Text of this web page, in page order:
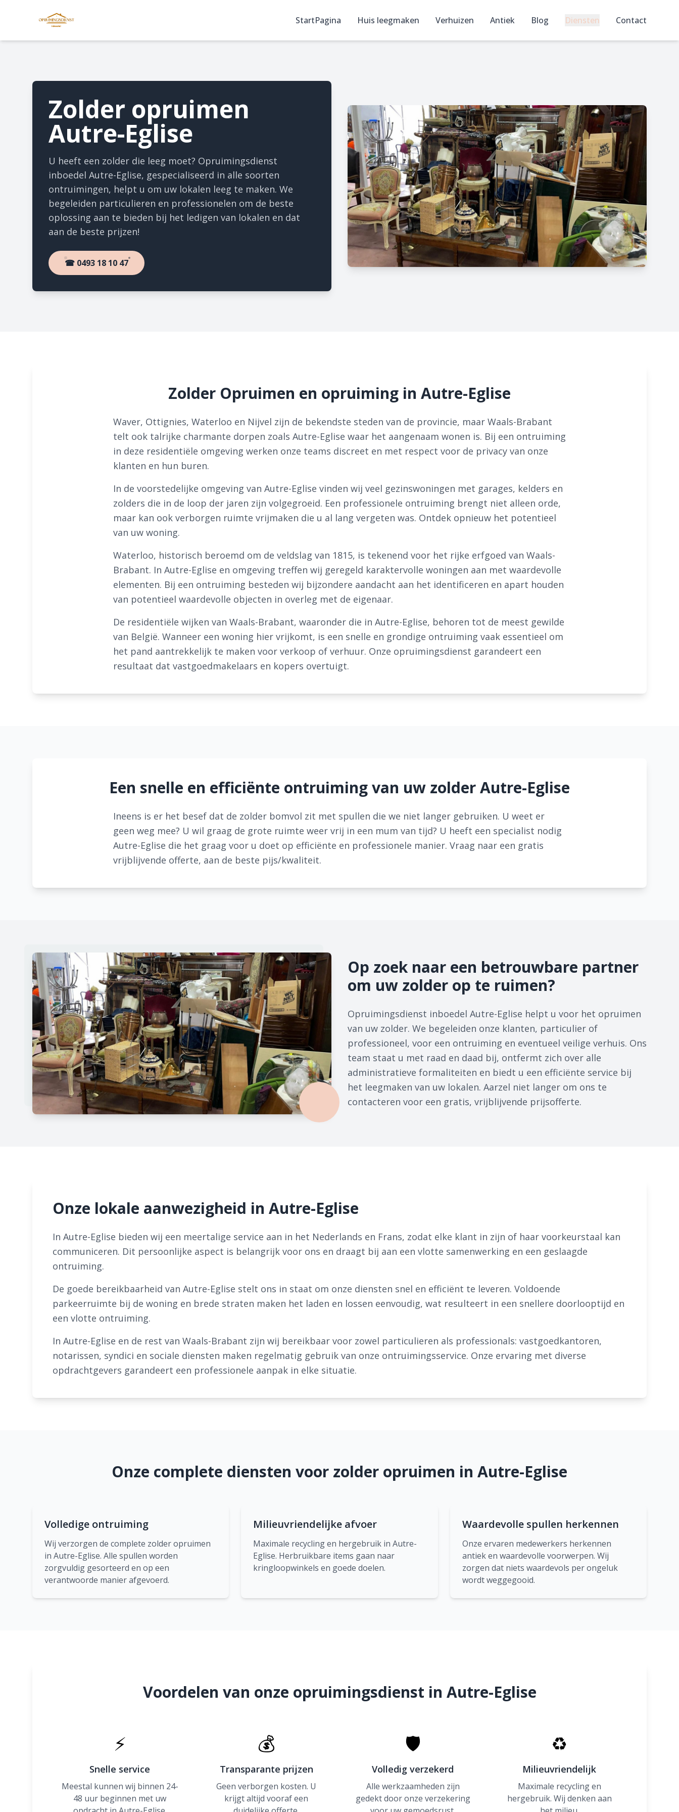
StartPagina Huis leegmaken Verhuizen Antiek Blog Diensten Contact
Zolder opruimen
Autre-Eglise
U heeft een zolder die leeg moet? Opruimingsdienst
inboedel Autre-Eglise, gespecialiseerd in alle soorten
ontruimingen, helpt u om uw lokalen leeg te maken. We
begeleiden particulieren en professionelen om de beste
oplossing aan te bieden bij het ledigen van lokalen en dat
aan de beste prijzen!
☎ 0493 18 10 47
Zolder Opruimen en opruiming in Autre-Eglise
Waver, Ottignies, Waterloo en Nijvel zijn de bekendste steden van de provincie, maar Waals-Brabant
telt ook talrijke charmante dorpen zoals Autre-Eglise waar het aangenaam wonen is. Bij een ontruiming
in deze residentiële omgeving werken onze teams discreet en met respect voor de privacy van onze
klanten en hun buren.
In de voorstedelijke omgeving van Autre-Eglise vinden wij veel gezinswoningen met garages, kelders en
zolders die in de loop der jaren zijn volgegroeid. Een professionele ontruiming brengt niet alleen orde,
maar kan ook verborgen ruimte vrijmaken die u al lang vergeten was. Ontdek opnieuw het potentieel
van uw woning.
Waterloo, historisch beroemd om de veldslag van 1815, is tekenend voor het rijke erfgoed van Waals-
Brabant. In Autre-Eglise en omgeving treffen wij geregeld karaktervolle woningen aan met waardevolle
elementen. Bij een ontruiming besteden wij bijzondere aandacht aan het identificeren en apart houden
van potentieel waardevolle objecten in overleg met de eigenaar.
De residentiële wijken van Waals-Brabant, waaronder die in Autre-Eglise, behoren tot de meest gewilde
van België. Wanneer een woning hier vrijkomt, is een snelle en grondige ontruiming vaak essentieel om
het pand aantrekkelijk te maken voor verkoop of verhuur. Onze opruimingsdienst garandeert een
resultaat dat vastgoedmakelaars en kopers overtuigt.
Een snelle en efficiënte ontruiming van uw zolder Autre-Eglise
Ineens is er het besef dat de zolder bomvol zit met spullen die we niet langer gebruiken. U weet er
geen weg mee? U wil graag de grote ruimte weer vrij in een mum van tijd? U heeft een specialist nodig
Autre-Eglise die het graag voor u doet op efficiënte en professionele manier. Vraag naar een gratis
vrijblijvende offerte, aan de beste pijs/kwaliteit.
Op zoek naar een betrouwbare partner
om uw zolder op te ruimen?
Opruimingsdienst inboedel Autre-Eglise helpt u voor het opruimen
van uw zolder. We begeleiden onze klanten, particulier of
professioneel, voor een ontruiming en eventueel veilige verhuis. Ons
team staat u met raad en daad bij, ontfermt zich over alle
administratieve formaliteiten en biedt u een efficiënte service bij
het leegmaken van uw lokalen. Aarzel niet langer om ons te
contacteren voor een gratis, vrijblijvende prijsofferte.
Onze lokale aanwezigheid in Autre-Eglise
In Autre-Eglise bieden wij een meertalige service aan in het Nederlands en Frans, zodat elke klant in zijn of haar voorkeurstaal kan
communiceren. Dit persoonlijke aspect is belangrijk voor ons en draagt bij aan een vlotte samenwerking en een geslaagde
ontruiming.
De goede bereikbaarheid van Autre-Eglise stelt ons in staat om onze diensten snel en efficiënt te leveren. Voldoende
parkeerruimte bij de woning en brede straten maken het laden en lossen eenvoudig, wat resulteert in een snellere doorlooptijd en
een vlotte ontruiming.
In Autre-Eglise en de rest van Waals-Brabant zijn wij bereikbaar voor zowel particulieren als professionals: vastgoedkantoren,
notarissen, syndici en sociale diensten maken regelmatig gebruik van onze ontruimingsservice. Onze ervaring met diverse
opdrachtgevers garandeert een professionele aanpak in elke situatie.
Onze complete diensten voor zolder opruimen in Autre-Eglise
Volledige ontruiming
Wij verzorgen de complete zolder opruimen
in Autre-Eglise. Alle spullen worden
zorgvuldig gesorteerd en op een
verantwoorde manier afgevoerd.
Milieuvriendelijke afvoer
Maximale recycling en hergebruik in Autre-
Eglise. Herbruikbare items gaan naar
kringloopwinkels en goede doelen.
Waardevolle spullen herkennen
Onze ervaren medewerkers herkennen
antiek en waardevolle voorwerpen. Wij
zorgen dat niets waardevols per ongeluk
wordt weggegooid.
Voordelen van onze opruimingsdienst in Autre-Eglise
⚡
Snelle service
Meestal kunnen wij binnen 24-
48 uur beginnen met uw
💰
Transparante prijzen
Geen verborgen kosten. U
krijgt altijd vooraf een
🛡
Volledig verzekerd
Alle werkzaamheden zijn
gedekt door onze verzekering
♻
Milieuvriendelijk
Maximale recycling en
hergebruik. Wij denken aan